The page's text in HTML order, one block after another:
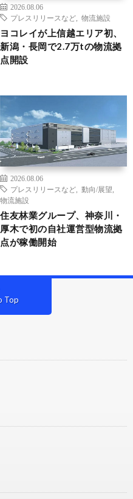
2026.08.06
プレスリリースなど
物流施設
ヨコレイが上信越エリア初、
新潟・長岡で2.7万tの物流拠
点開設
2026.08.06
プレスリリースなど
動向/展望
物流施設
住友林業グループ、神奈川・
厚木で初の自社運営型物流拠
点が稼働開始
Top